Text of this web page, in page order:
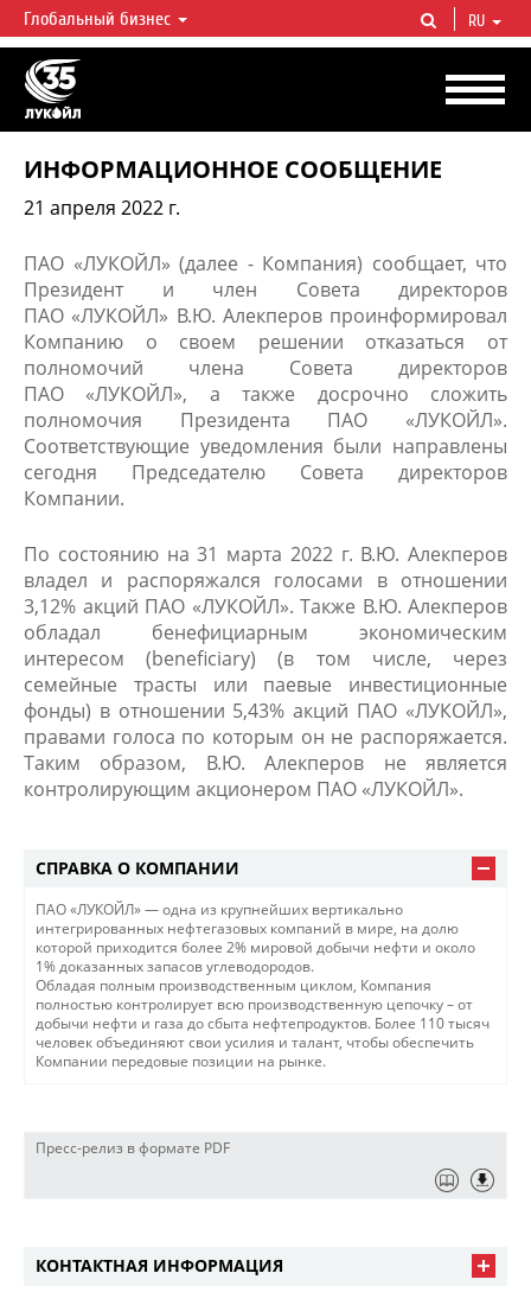
ЛУКОЙЛ СЕГОДНЯ
ЛУКОЙЛ — одна из крупнейших вертикально интегрированных
нефтегазовых компаний в мире, на долю которой приходится более 2%
мировой добычи нефти и около 1% доказанных запасов углеводородов.
Глобальный бизнес RU
ИНФОРМАЦИОННОЕ СООБЩЕНИЕ
21 апреля 2022 г.
​ПАО «ЛУКОЙЛ» (далее - Компания) сообщает, что
Президент и член Совета директоров
ПАО «ЛУКОЙЛ» В.Ю. Алекперов проинформировал
Компанию о своем решении отказаться от
полномочий члена Совета директоров
ПАО «ЛУКОЙЛ», а также досрочно сложить
полномочия Президента ПАО «ЛУКОЙЛ».
Соответствующие уведомления были направлены
сегодня Председателю Совета директоров
Компании.
По состоянию на 31 марта 2022 г. В.Ю. Алекперов
владел и распоряжался голосами в отношении
3,12% акций ПАО «ЛУКОЙЛ». Также В.Ю. Алекперов
обладал бенефициарным экономическим
интересом (beneficiary) (в том числе, через
семейные трасты или паевые инвестиционные
фонды) в отношении 5,43% акций ПАО «ЛУКОЙЛ»,
правами голоса по которым он не распоряжается.
Таким образом, В.Ю. Алекперов не является
контролирующим акционером ПАО «ЛУКОЙЛ».​
СПРАВКА О КОМПАНИИ
ПАО «ЛУКОЙЛ» — одна из крупнейших вертикально
интегрированных нефтегазовых компаний в мире, на долю
которой приходится более 2% мировой добычи нефти и около
1% доказанных запасов углеводородов.
Обладая полным производственным циклом, Компания
полностью контролирует всю производственную цепочку – от
добычи нефти и газа до сбыта нефтепродуктов. Более 110 тысяч
человек объединяют свои усилия и талант, чтобы обеспечить
Компании передовые позиции на рынке.
Пресс-релиз в формате PDF
КОНТАКТНАЯ ИНФОРМАЦИЯ